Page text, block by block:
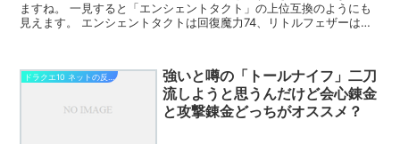
ますね。 一見すると「エンシェントタクト」の上位互換のようにも
見えます。 エンシェントタクトは回復魔力74、リトルフェザーは回
強いと噂の「トールナイフ」二刀
流しようと思うんだけど会心錬金
と攻撃錬金どっちがオススメ？